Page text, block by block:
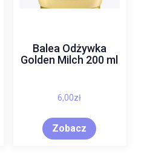
Balea Odżywka
Golden Milch 200 ml
6,00zł
Zobacz